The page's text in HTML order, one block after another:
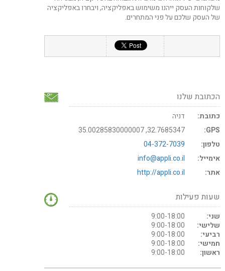
שלקוחות העסק ייהנו משימוש באפליקציה, ויבחרו באפליקציה
של העסק שלכם על פני המתחרים.
הכתובת שלנו
כתובת:
דניה
GPS:
32.7685347, 35.00285830000007
טלפון:
04-372-7039
אימייל:
info@appli.co.il
אתר:
http://appli.co.il
שעות פעילות
שני:
9:00-18:00
שלישי:
9:00-18:00
רביעי:
9:00-18:00
חמישי:
9:00-18:00
ראשון:
9:00-18:00